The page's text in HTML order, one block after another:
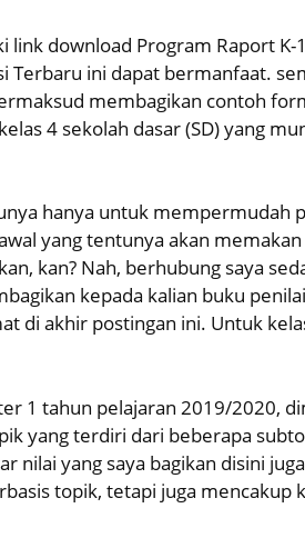
download Program Raport K-
Terbaru ini dapat bermanfaat.
membagikan contoh
4 sekolah dasar (SD) yang
hanya untuk mempermudah
yang tentunya akan
kan? Nah, berhubung saya
kepada kalian buku
di akhir postingan ini. Untuk
1 tahun pelajaran 2019/2020,
yang terdiri dari beberapa
nilai yang saya bagikan disini
topik, tetapi juga mencakup